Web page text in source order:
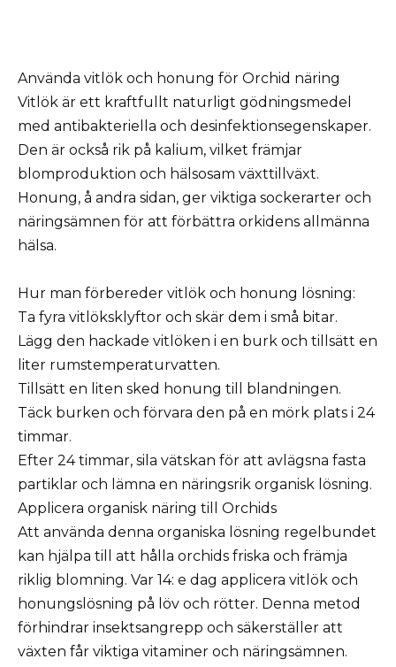
Använda vitlök och honung för Orchid näring
Vitlök är ett kraftfullt naturligt gödningsmedel
med antibakteriella och desinfektionsegenskaper.
Den är också rik på kalium, vilket främjar
blomproduktion och hälsosam växttillväxt.
Honung, å andra sidan, ger viktiga sockerarter och
näringsämnen för att förbättra orkidens allmänna
hälsa.
Hur man förbereder vitlök och honung lösning:
Ta fyra vitlöksklyftor och skär dem i små bitar.
Lägg den hackade vitlöken i en burk och tillsätt en
liter rumstemperaturvatten.
Tillsätt en liten sked honung till blandningen.
Täck burken och förvara den på en mörk plats i 24
timmar.
Efter 24 timmar, sila vätskan för att avlägsna fasta
partiklar och lämna en näringsrik organisk lösning.
Applicera organisk näring till Orchids
Att använda denna organiska lösning regelbundet
kan hjälpa till att hålla orchids friska och främja
riklig blomning. Var 14: e dag applicera vitlök och
honungslösning på löv och rötter. Denna metod
förhindrar insektsangrepp och säkerställer att
växten får viktiga vitaminer och näringsämnen.